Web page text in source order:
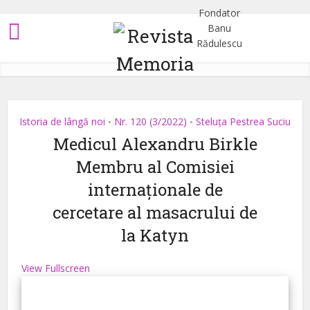
Istoria de lângă noi • Nr. 120 (3/2022) • Steluța Pestrea Suciu
Medicul Alexandru Birkle
Membru al Comisiei
internaționale de
cercetare al masacrului de
la Katyn
View Fullscreen
Skip